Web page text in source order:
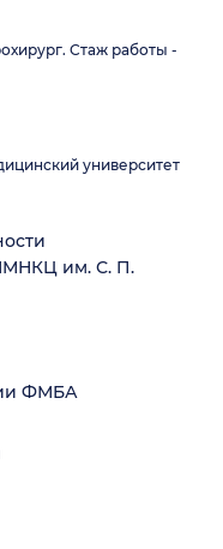
Стаж работы -
университет
им. С. П.
ФМБА